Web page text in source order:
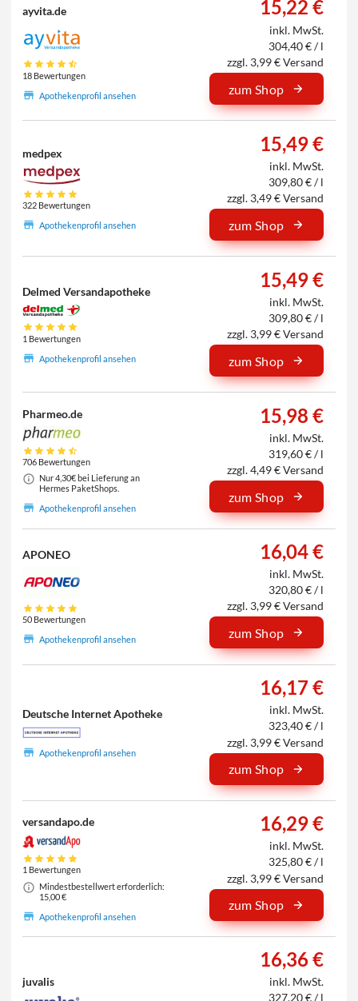
ayvita.de
18 Bewertungen
Apothekenprofil ansehen
15,22 €
inkl. MwSt.
304,40 € / l
zzgl. 3,99 € Versand
zum Shop
medpex
322 Bewertungen
Apothekenprofil ansehen
15,49 €
inkl. MwSt.
309,80 € / l
zzgl. 3,49 € Versand
zum Shop
Delmed Versandapotheke
1 Bewertungen
Apothekenprofil ansehen
15,49 €
inkl. MwSt.
309,80 € / l
zzgl. 3,99 € Versand
zum Shop
Pharmeo.de
706 Bewertungen
Nur 4,30€ bei Lieferung an
Hermes PaketShops.
Apothekenprofil ansehen
15,98 €
inkl. MwSt.
319,60 € / l
zzgl. 4,49 € Versand
zum Shop
APONEO
50 Bewertungen
Apothekenprofil ansehen
16,04 €
inkl. MwSt.
320,80 € / l
zzgl. 3,99 € Versand
zum Shop
Deutsche Internet Apotheke
Apothekenprofil ansehen
16,17 €
inkl. MwSt.
323,40 € / l
zzgl. 3,99 € Versand
zum Shop
versandapo.de
1 Bewertungen
Mindestbestellwert erforderlich:
15,00 €
Apothekenprofil ansehen
16,29 €
inkl. MwSt.
325,80 € / l
zzgl. 3,99 € Versand
zum Shop
juvalis
16,36 €
inkl. MwSt.
327,20 € / l